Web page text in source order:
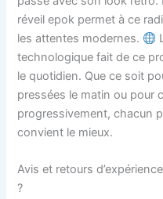
réveil epok permet à ce
les attentes modernes.
technologique fait de ce
le quotidien. Que ce soit
pressées le matin ou pour
progressivement, chacun
convient le mieux.
Avis et retours
?